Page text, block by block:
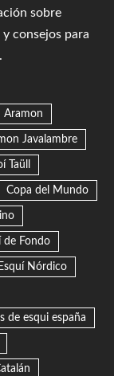
sobre
consejos para
Aramon
Javalambre
Taüll
Copa del Mundo
de Fondo
Esquí Nórdico
de esqui españa